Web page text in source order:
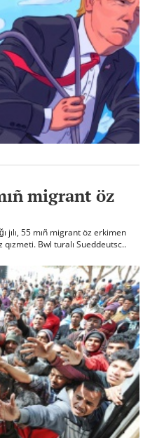
migrant öz
jılı, 55 mıñ migrant öz erkimen
qızmeti. Bwl turalı Sueddeutsc..